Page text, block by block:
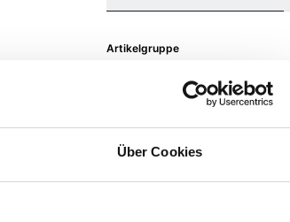
Über Cookies
Artikelgruppe
EAN